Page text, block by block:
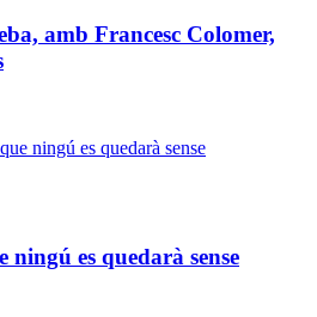
amb Francesc Colomer,
ningú es quedarà sense